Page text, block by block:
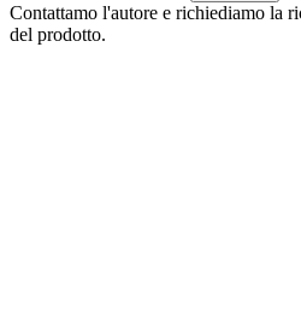
Contattamo l'autore e richiediamo la
del prodotto.